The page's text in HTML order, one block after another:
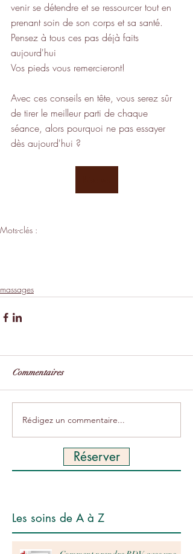
venir se détendre et se ressourcer tout en
prenant soin de son corps et sa santé.
Pensez à tous ces pas déjà faits
aujourd'hui
Vos pieds vous remercieront!
Avec ces conseils en tête, vous serez sûr
de tirer le meilleur parti de chaque
séance, alors pourquoi ne pas essayer
dès aujourd'hui ?
Mots-clés :
massages
Commentaires
Rédigez un commentaire...
Réserver
Les soins de A à Z